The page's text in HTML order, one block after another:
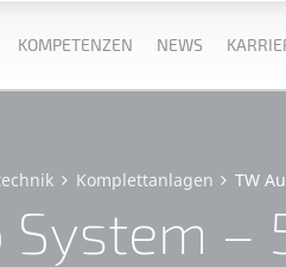
KOMPETENZEN NEWS
Komplettanlagen TW
System –